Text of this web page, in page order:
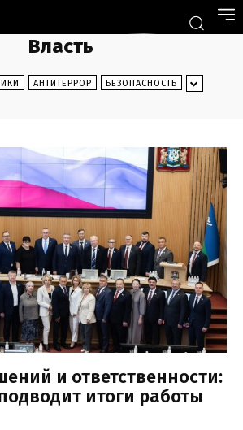
Власть
АНТИТЕРРОР БЕЗОПАСНОСТЬ
и ответственности:
итоги работы